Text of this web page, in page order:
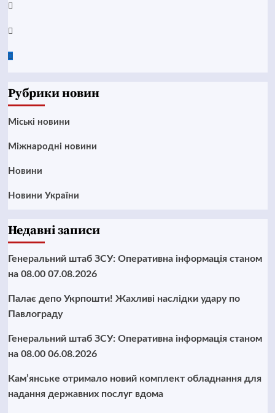
Instagram
Twitter
Google
Рубрики новин
Mіські новини
Міжнародні новини
Новини
Новини України
Недавні записи
Генеральний штаб ЗСУ: Оперативна інформація станом
на 08.00 07.08.2026
Палає депо Укрпошти! Жахливі наслідки удару по
Павлограду
Генеральний штаб ЗСУ: Оперативна інформація станом
на 08.00 06.08.2026
Кам’янське отримало новий комплект обладнання для
надання державних послуг вдома